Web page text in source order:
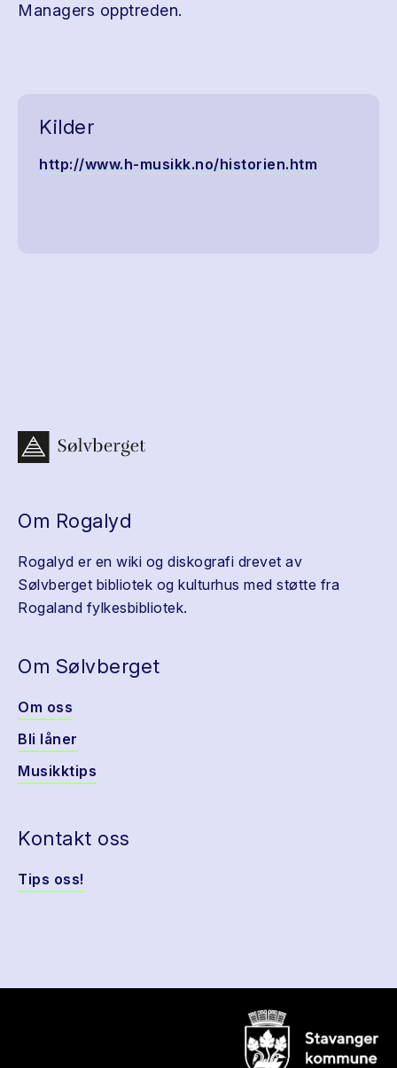
Managers opptreden.
Kilder
http://www.h-musikk.no/historien.htm
Om Rogalyd
Rogalyd er en wiki og diskografi drevet av
Sølvberget bibliotek og kulturhus med støtte fra
Rogaland fylkesbibliotek.
Om Sølvberget
Om oss
Bli låner
Musikktips
Kontakt oss
Tips oss!